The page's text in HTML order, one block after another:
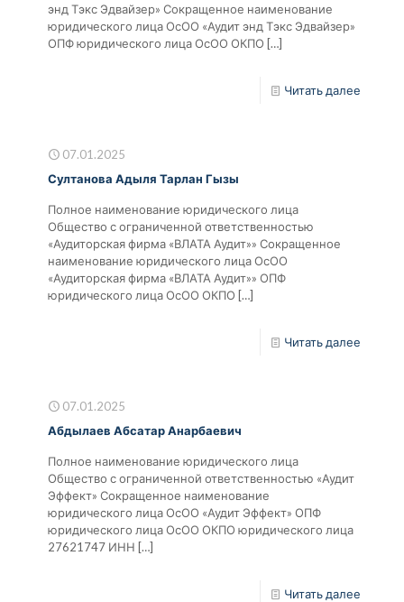
энд Тэкс Эдвайзер» Сокращенное наименование
юридического лица ОсОО «Аудит энд Тэкс Эдвайзер»
ОПФ юридического лица ОсОО ОКПО […]
Читать далее
07.01.2025
Султанова Адыля Тарлан Гызы
Полное наименование юридического лица
Общество с ограниченной ответственностью
«Аудиторская фирма «ВЛАТА Аудит»» Сокращенное
наименование юридического лица ОсОО
«Аудиторская фирма «ВЛАТА Аудит»» ОПФ
юридического лица ОсОО ОКПО […]
Читать далее
07.01.2025
Абдылаев Абсатар Анарбаевич
Полное наименование юридического лица
Общество с ограниченной ответственностью «Аудит
Эффект» Сокращенное наименование
юридического лица ОсОО «Аудит Эффект» ОПФ
юридического лица ОсОО ОКПО юридического лица
27621747 ИНН […]
Читать далее